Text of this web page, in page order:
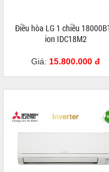
Điều hòa LG 1 chiều
ion IDC18M2
Giá: 15.800.000 đ